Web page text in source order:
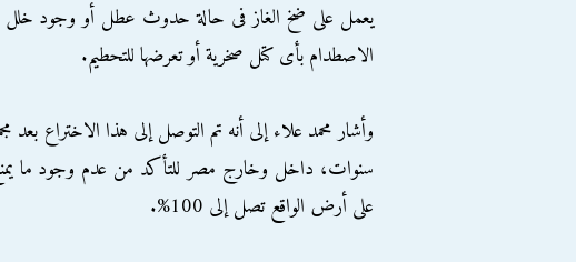
يعمل على ضخ الغاز فى حالة حدوث عطل أو وجود خلل فى
الاصطدام بأى كتل صخرية أو تعرضها للتحطيم.
سنوات، داخل وخارج مصر للتأكد من عدم وجود ما يمنع
على أرض الواقع تصل إلى 100%.